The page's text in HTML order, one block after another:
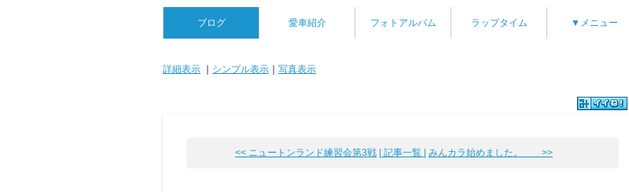
ブログ 愛車紹介 フォトアルバム ラップタイム ▼メニュー
詳細表示 シンプル表示 写真表示
<< ニュートンランド練習会第3戦 | 記事一覧 | みんカラ始めました。 >>